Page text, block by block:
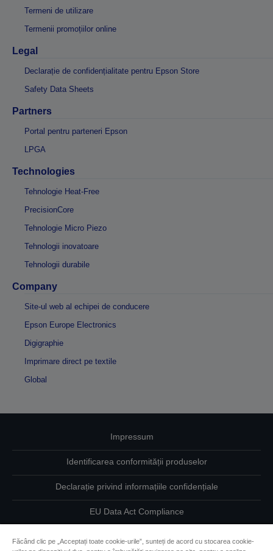
Termeni de utilizare
Termenii promoțiilor online
Legal
Declarație de confidențialitate pentru Epson Store
Safety Data Sheets
Partners
Portal pentru parteneri Epson
LPGA
Technologies
Tehnologie Heat-Free
PrecisionCore
Tehnologie Micro Piezo
Tehnologii inovatoare
Tehnologii durabile
Company
Site-ul web al echipei de conducere
Epson Europe Electronics
Digigraphie
Imprimare direct pe textile
Global
Impressum
Identificarea conformității produselor
Declarație privind informațiile confidențiale
EU Data Act Compliance
Făcând clic pe „Acceptați toate cookie-urile”, sunteți de acord cu stocarea cookie-